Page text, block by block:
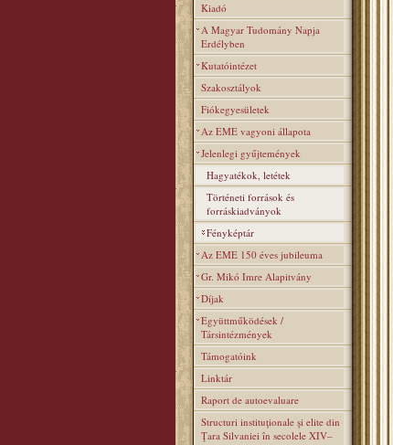
Kiadó
A Magyar Tudomány Napja
Erdélyben
Kutatóintézet
Szakosztályok
Fiókegyesületek
Az EME vagyoni állapota
Jelenlegi gyűjtemények
Hagyatékok, letétek
Történeti források és
forráskiadványok
Fényképtár
Az EME 150 éves jubileuma
Gr. Mikó Imre Alapitvány
Díjak
Együttműködések /
Társintézmények
Támogatóink
Linktár
Raport de autoevaluare
Structuri instituţionale şi elite din
Ţara Silvaniei în secolele XIV–